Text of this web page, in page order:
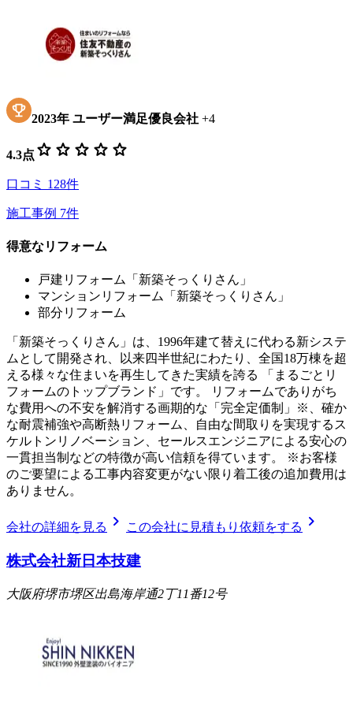
2023年 ユーザー満足優良会社 +4
4.3点 star star star star star
口コミ 128件
施工事例 7件
得意なリフォーム
戸建リフォーム「新築そっくりさん」
マンションリフォーム「新築そっくりさん」
部分リフォーム
「新築そっくりさん」は、1996年建て替えに代わる新システ
ムとして開発され、以来四半世紀にわたり、全国18万棟を超
える様々な住まいを再生してきた実績を誇る 「まるごとリ
フォームのトップブランド」です。 リフォームでありがち
な費用への不安を解消する画期的な「完全定価制」※、確か
な耐震補強や高断熱リフォーム、自由な間取りを実現するス
ケルトンリノベーション、セールスエンジニアによる安心の
一貫担当制などの特徴が高い信頼を得ています。 ※お客様
のご要望による工事内容変更がない限り着工後の追加費用は
ありません。
会社の詳細を見る chevron_right この会社に見積もり依頼をする chevron_right
株式会社新日本技建
大阪府堺市堺区出島海岸通2丁11番12号